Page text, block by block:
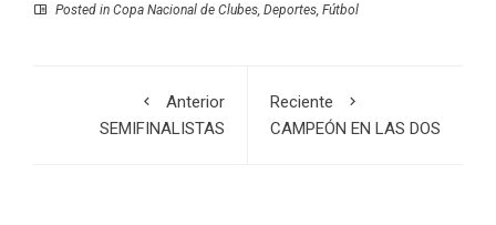
Posted in Copa Nacional de Clubes Deportes Fútbol
Anterior
SEMIFINALISTAS
Reciente
CAMPEÓN EN LAS DOS